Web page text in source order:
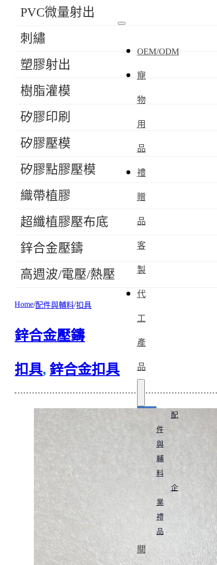
OEM/ODM
寵
物
用
品
禮
贈
品
客
製
代
工
產
品
配
件
與
輔
料
企
業
禮
品
關
PVC微量射出
刺繡
塑膠射出
樹脂灌模
矽膠印刷
矽膠壓模
矽膠點膠壓模
織帶植膠
超纖植膠壓布底
鋅合金壓鑄
高週波/電壓/熱壓
Home 配件與輔料 扣具
鋅合金壓鑄
扣具, 鋅合金扣具